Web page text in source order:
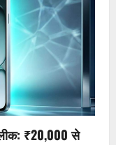
₹20,000 से